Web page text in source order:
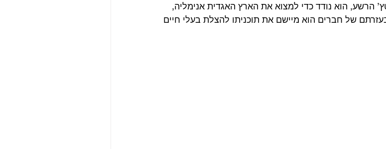
הרשע, הוא נודד כדי למצוא את הארץ האגדית אנימליה,
של חברים הוא מיישם את תוכניתו להצלת בעלי חיים